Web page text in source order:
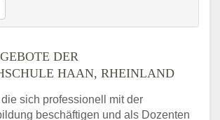
DER
HAAN, RHEINLAND
sich professionell mit der
beschäftigen und als Dozenten